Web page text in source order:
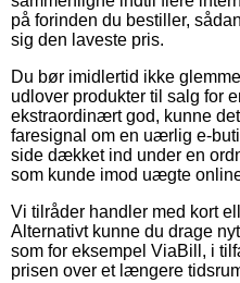
på forinden du bestiller,
sig den laveste pris.
Du bør imidlertid ikke
udlover produkter til salg for
ekstraordinært god, kunne
faresignal om en uærlig e-
side dækket ind under en
som kunde imod uægte
Vi tilråder handler med kort
Alternativt kunne du drage
som for eksempel ViaBill, i
prisen over et længere